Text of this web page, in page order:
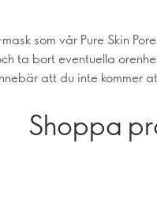
som vår Pure Skin
ta bort eventuella
att du inte kommer
Shoppa